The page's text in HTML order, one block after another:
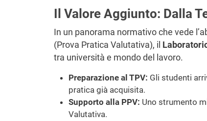
Il Valore Aggiunto: Dalla
In un panorama normativo che vede
(Prova Pratica Valutativa), il
tra università e mondo del lavoro.
Preparazione al TPV: Gli studenti
pratica già acquisita.
Supporto alla PPV: Uno strumento
Valutativa.